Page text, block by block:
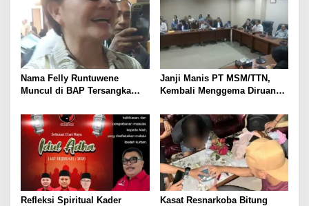
VICKTORY di DPRD Sulut
Penyampaian Ranperda LKPJ
Walikota 2025
Nama Felly Runtuwene
Muncul di BAP Tersangka
Korupsi MBG, Felly: Anggap
Saja Iklan Gratis
Janji Manis PT MSM/TTN,
Kembali Menggema Diruang
Pinasungkulan Mulai Hilang
Kesabaran
Refleksi Spiritual Kader
Kasat Resnarkoba Bitung